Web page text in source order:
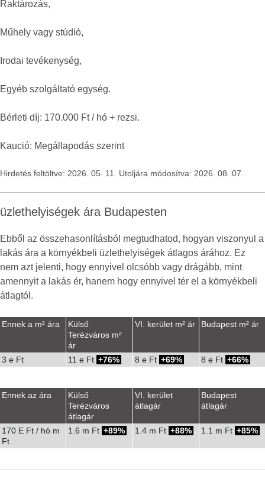
Raktározás,
Műhely vagy stúdió,
Irodai tevékenység,
Egyéb szolgáltató egység.
Bérleti díj: 170.000 Ft / hó + rezsi.
Kaució: Megállapodás szerint
Hirdetés feltöltve: 2026. 05. 11. Utoljára módosítva: 2026. 08. 07.
üzlethelyiségek ára Budapesten
Ebből az összehasonlításból megtudhatod, hogyan viszonyul a
lakás ára a környékbeli üzlethelyiségek átlagos árához. Ez
nem azt jelenti, hogy ennyivel olcsóbb vagy drágább, mint
amennyit a lakás ér, hanem hogy ennyivel tér el a környékbeli
átlagtól.
Ennek a m² ára
Külső
Terézváros m²
ár
VI. kerület m² ár Budapest m² ár
3 e Ft 11 e Ft 76% 8 e Ft 69% 8 e Ft 66%
Ennek az ára
Külső
Terézváros
átlagár
VI. kerület
átlagár
Budapest
átlagár
170 E Ft / hó m
Ft
1.6 m Ft 89% 1.4 m Ft 88% 1.1 m Ft 85%